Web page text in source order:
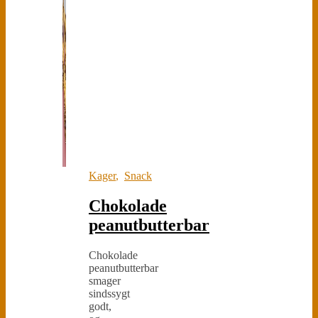
Kager, Snack
Chokolade
peanutbutterbar
Chokolade
peanutbutterbar
smager
sindssygt
godt,